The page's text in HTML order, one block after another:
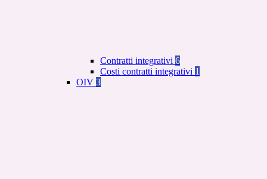
Contratti integrativi 6
Costi contratti integrativi 1
OIV 3